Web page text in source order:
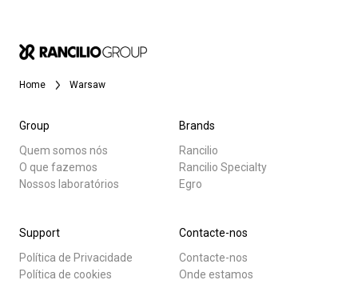
Home Warsaw
Group
Quem somos nós
O que fazemos
Nossos laboratórios
Brands
Rancilio
Rancilio Specialty
Egro
Support
Política de Privacidade
Política de cookies
Contacte-nos
Contacte-nos
Onde estamos